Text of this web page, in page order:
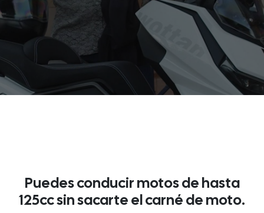
Puedes conducir motos de hasta
125cc sin sacarte el carné de moto.